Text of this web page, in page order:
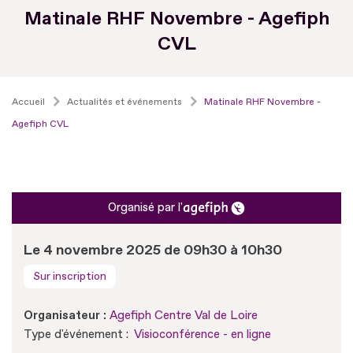
Matinale RHF Novembre - Agefiph
CVL
Accueil Actualités et événements
Matinale RHF Novembre -
Agefiph CVL
Organisé par l'
Le 4 novembre 2025 de 09h30 à 10h30
Sur inscription
Organisateur : Agefiph Centre Val de Loire
Type d'événement : Visioconférence - en ligne